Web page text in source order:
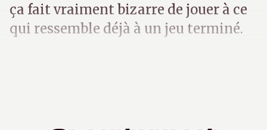
ça fait vraiment bizarre de jouer à ce
qui ressemble déjà à un jeu terminé.